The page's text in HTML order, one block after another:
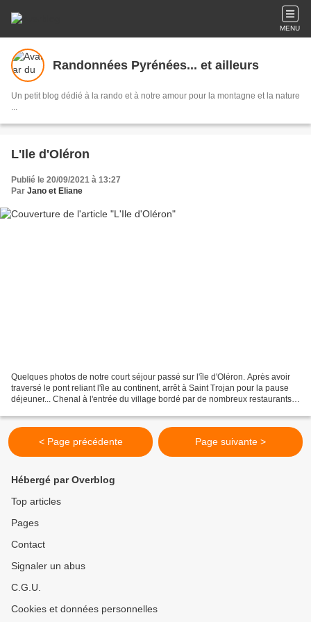
MENU
Randonnées Pyrénées... et ailleurs
Un petit blog dédié à la rando et à notre amour pour la montagne et la nature
...
L'Ile d'Oléron
Publié le 20/09/2021 à 13:27
Par Jano et Eliane
Quelques photos de notre court séjour passé sur l'île d'Oléron. Après avoir
traversé le pont reliant l'île au continent, arrêt à Saint Trojan pour la pause
déjeuner... Chenal à l'entrée du village bordé par de nombreux restaurants.
< Page précédente Page suivante >
Hébergé par Overblog
Top articles
Pages
Contact
Signaler un abus
C.G.U.
Cookies et données personnelles